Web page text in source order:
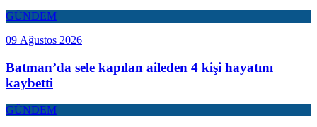
GÜNDEM
09 Ağustos 2026
Batman’da sele kapılan aileden 4 kişi hayatını
kaybetti
GÜNDEM